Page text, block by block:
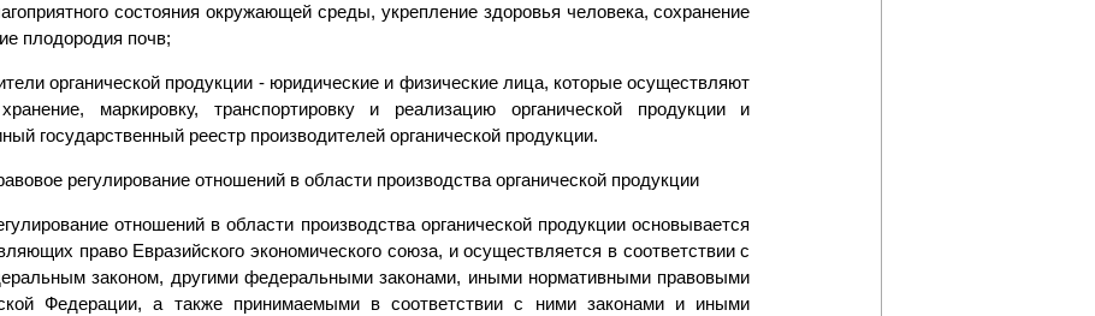
состояния окружающей среды, укрепление здоровья человека, сохранение
плодородия почв;
органической продукции - юридические и физические лица, которые осуществляют
хранение, маркировку, транспортировку и реализацию органической продукции и
государственный реестр производителей органической продукции.
регулирование отношений в области производства органической продукции
отношений в области производства органической продукции основывается
право Евразийского экономического союза, и осуществляется в соответствии с
законом, другими федеральными законами, иными нормативными правовыми
Федерации, а также принимаемыми в соответствии с ними законами и иными